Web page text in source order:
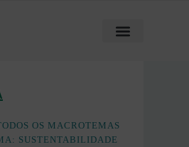
OS MACROTEMAS
SUSTENTABILIDADE